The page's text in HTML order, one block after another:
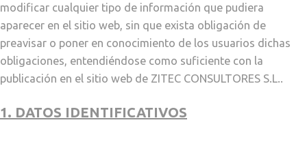
modificar cualquier tipo de información que pudiera
aparecer en el sitio web, sin que exista obligación de
preavisar o poner en conocimiento de los usuarios dichas
obligaciones, entendiéndose como suficiente con la
publicación en el sitio web de ZITEC CONSULTORES S.L..
1. DATOS IDENTIFICATIVOS